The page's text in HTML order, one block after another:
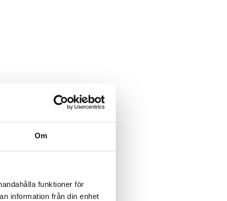
Om
funktioner för
information från din enhet